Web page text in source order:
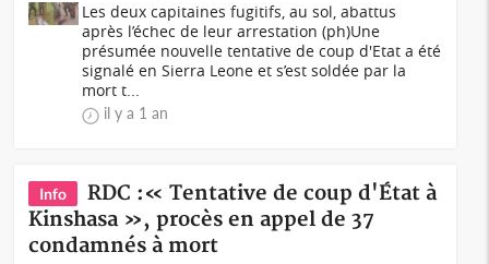
Les deux capitaines fugitifs, au sol, abattus
après l’échec de leur arrestation (ph)Une
présumée nouvelle tentative de coup d'Etat a été
signalé en Sierra Leone et s’est soldée par la
mort t...
il y a 1 an
Info
RDC :« Tentative de coup d'État à
Kinshasa », procès en appel de 37
condamnés à mort